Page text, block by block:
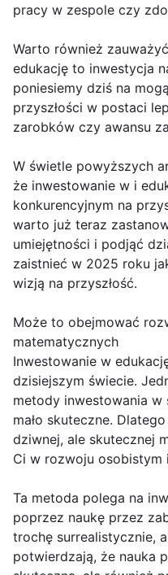
pracy w zespole czy
Warto również
edukację to inwestycja
poniesiemy dziś na
przyszłości w postaci
zarobków czy awansu
W świetle powyższych
że inwestowanie w i
konkurencyjnym na
warto już teraz
umiejętności i podjąć
zaistnieć w 2025 roku
wizją na przyszłość.
Może to obejmować
matematycznych
Inwestowanie w
dzisiejszym świecie.
metody inwestowania w
mało skuteczne.
dziwnej, ale skutecznej
Ci w rozwoju osobistym
Ta metoda polega na
poprzez naukę przez
trochę surrealistycznie,
potwierdzają, że nauka